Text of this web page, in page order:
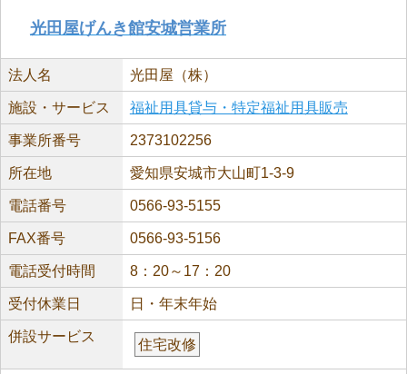
光田屋げんき館安城営業所
法人名 光田屋（株）
施設・サービス 福祉用具貸与・特定福祉用具販売
事業所番号 2373102256
所在地 愛知県安城市大山町1-3-9
電話番号 0566-93-5155
FAX番号 0566-93-5156
電話受付時間 8：20～17：20
受付休業日 日・年末年始
併設サービス
住宅改修